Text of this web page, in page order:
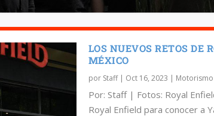
LOS NUEVOS RETOS DE
MÉXICO
por Staff| Oct 16, 2023 | Motorismo
Por: Staff | Fotos: Royal
Royal Enfield para conocer a